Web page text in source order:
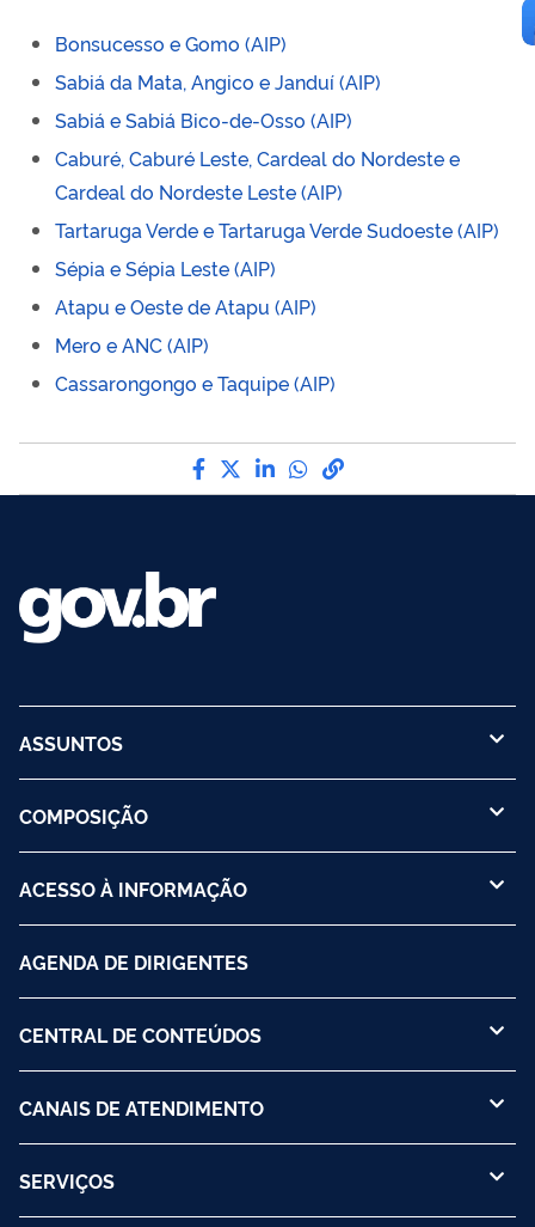
Bonsucesso e Gomo (AIP)
Sabiá da Mata, Angico e Janduí (AIP)
Sabiá e Sabiá Bico-de-Osso (AIP)
Caburé, Caburé Leste, Cardeal do Nordeste e
Cardeal do Nordeste Leste (AIP)
Tartaruga Verde e Tartaruga Verde Sudoeste (AIP)
Sépia e Sépia Leste (AIP)
Atapu e Oeste de Atapu (AIP)
Mero e ANC (AIP)
Cassarongongo e Taquipe (AIP)
Compartilhe por Facebook
Compartilhe por Twitter
Compartilhe por
Compartilhe por
link para Copiar
ASSUNTOS
COMPOSIÇÃO
ACESSO À INFORMAÇÃO
AGENDA DE DIRIGENTES
CENTRAL DE CONTEÚDOS
CANAIS DE ATENDIMENTO
SERVIÇOS